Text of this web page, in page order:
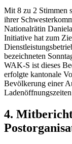
Mit 8 zu 2 Stimmen
ihrer
Nationalrätin
Initiative hat zum
bezeichneten
WAK-S ist dieses
erfolgte kantonale
Bevölkerung einer
4.